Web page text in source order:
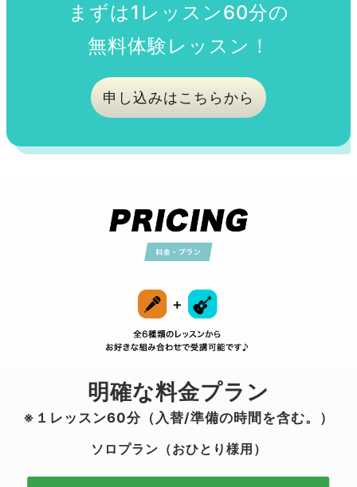
まずは1レッスン60分の
無料体験レッスン！
申し込みはこちらから
明確な料金プラン
※１レッスン60分（入替/準備の時間を含む。）
ソロプラン（おひとり様用）